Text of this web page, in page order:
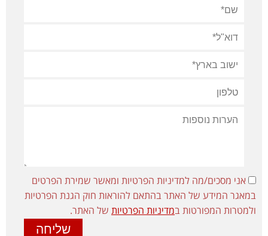
אני מסכים/מה למדיניות הפרטיות ומאשר שמירת הפרטים
במאגר המידע של האתר בהתאם להוראות חוק הגנת הפרטיות
ולמטרות המפורטות במדיניות הפרטיות של האתר.